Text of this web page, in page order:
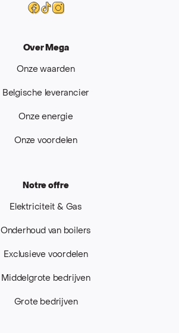
Facebook
Tiktok
Instagram
Over Mega
Onze waarden
Belgische leverancier
Onze energie
Onze voordelen
Notre offre
Elektriciteit & Gas
Onderhoud van boilers
Exclusieve voordelen
Middelgrote bedrijven
Grote bedrijven